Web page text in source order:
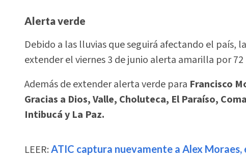
Alerta verde
Debido a las lluvias que seguirá afectando el país,
extender el viernes 3 de junio alerta amarilla por
Además de extender alerta verde para Francisco
Gracias a Dios, Valle, Choluteca, El Paraíso,
Intibucá y La Paz.
LEER: ATIC captura nuevamente a Alex